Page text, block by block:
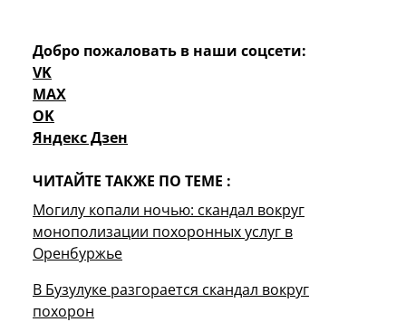
Добро пожаловать в наши соцсети:
VK
MAX
OK
Яндекс Дзен
ЧИТАЙТЕ ТАКЖЕ ПО ТЕМЕ :
Могилу копали ночью: скандал вокруг
монополизации похоронных услуг в
Оренбуржье
В Бузулуке разгорается скандал вокруг
похорон